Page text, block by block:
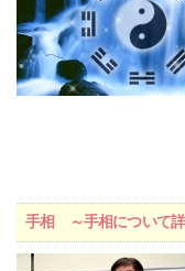
手相 ～手相について詳